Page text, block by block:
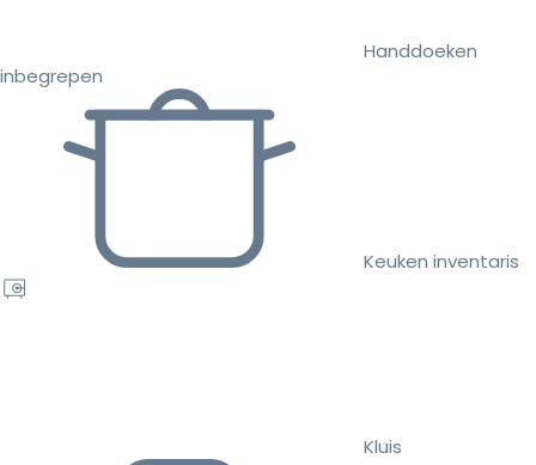
Handdoeken
inbegrepen
Keuken inventaris
Kluis